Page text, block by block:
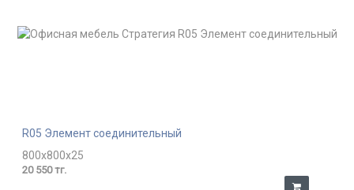
R05 Элемент соединительный
800x800x25
20 550 тг.